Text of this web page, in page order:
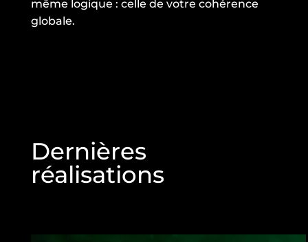
même logique : celle de votre cohérence
globale.
Dernières
réalisations